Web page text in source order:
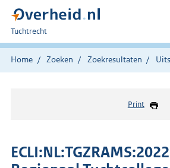
U
bent
hier:
Tuchtrecht
Home Zoeken Zoekresultaten
Print